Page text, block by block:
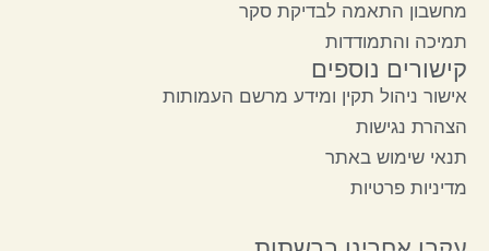
מחשבון התאמה לבדיקת סקר
תמיכה והתמודדות
קישורים נוספים
אישור ניהול תקין ומידע מרשם העמותות
הצהרת נגישות
תנאי שימוש באתר
מדיניות פרטיות